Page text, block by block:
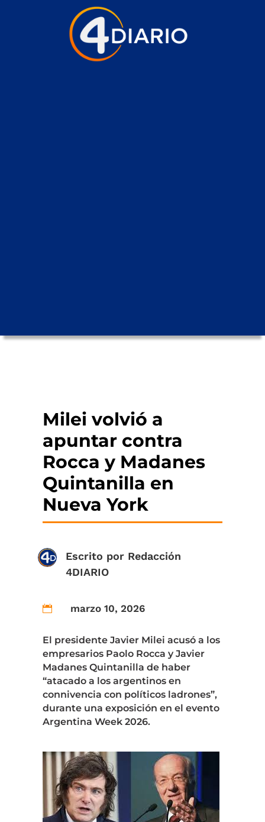
Milei volvió a
apuntar contra
Rocca y Madanes
Quintanilla en
Nueva York
Escrito por Redacción
4DIARIO
 marzo 10, 2026
El presidente Javier Milei acusó a los
empresarios Paolo Rocca y Javier
Madanes Quintanilla de haber
“atacado a los argentinos en
connivencia con políticos ladrones”,
durante una exposición en el evento
Argentina Week 2026.